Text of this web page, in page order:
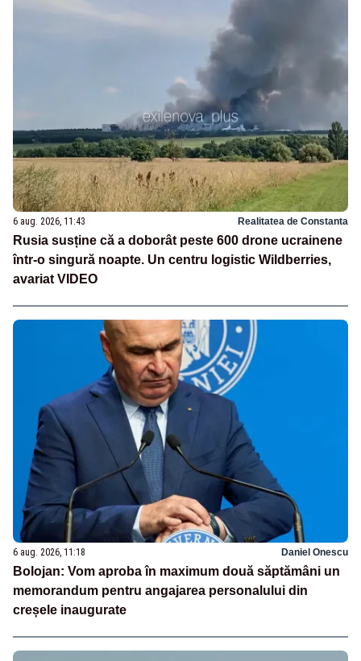
6 aug. 2026, 11:43 Realitatea de Constanta
Rusia susține că a doborât peste 600 drone ucrainene
într-o singură noapte. Un centru logistic Wildberries,
avariat VIDEO
6 aug. 2026, 11:18 Daniel Onescu
Bolojan: Vom aproba în maximum două săptămâni un
memorandum pentru angajarea personalului din
creșele inaugurate